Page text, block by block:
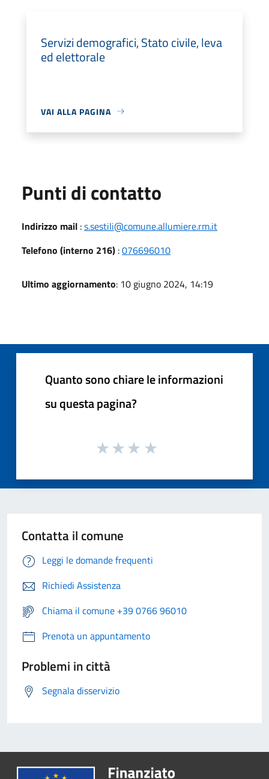
Servizi demografici, Stato civile, leva
ed elettorale
VAI ALLA PAGINA
Punti di contatto
Indirizzo mail :s.sestili@comune.allumiere.rm.it
Telefono (interno 216) :076696010
Ultimo aggiornamento: 10 giugno 2024, 14:19
Quanto sono chiare le informazioni
su questa pagina?
Contatta il comune
Leggi le domande frequenti
Richiedi Assistenza
Chiama il comune +39 0766 96010
Prenota un appuntamento
Problemi in città
Segnala disservizio